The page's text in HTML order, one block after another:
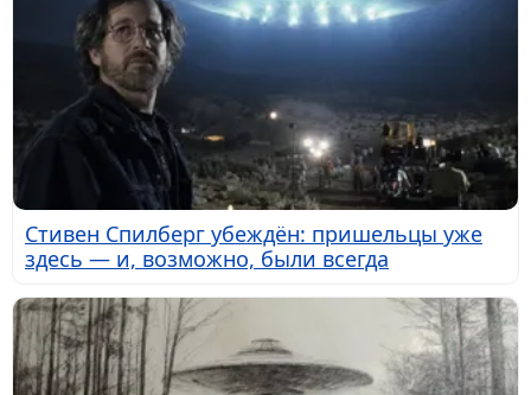
Стивен Спилберг убеждён: пришельцы уже
здесь — и, возможно, были всегда